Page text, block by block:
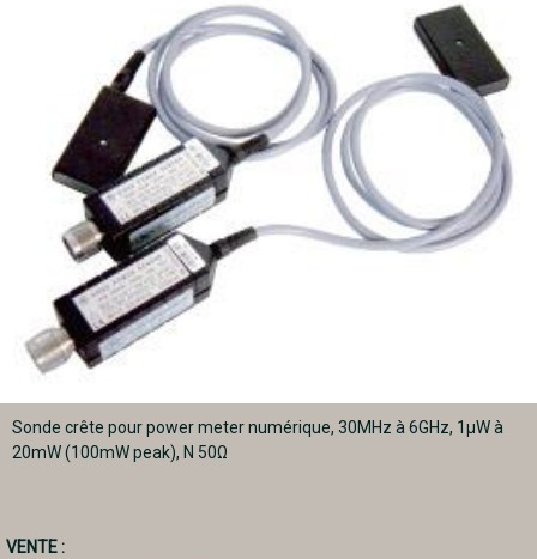
Sonde crête pour power meter numérique, 30MHz à 6GHz, 1µW à
20mW (100mW peak), N 50Ω
VENTE :